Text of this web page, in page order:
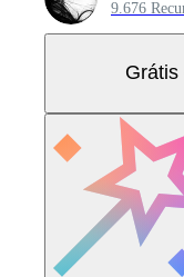
9.676
Grátis